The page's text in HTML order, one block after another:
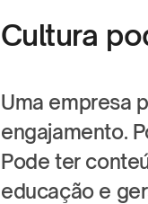
Cultura
Uma empresa
engajamento.
Pode ter
educação e